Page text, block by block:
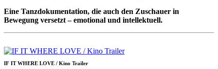
Eine Tanzdokumentation, die auch den Zuschauer in
Bewegung versetzt – emotional und intellektuell.
IF IT WHERE LOVE / Kino Trailer